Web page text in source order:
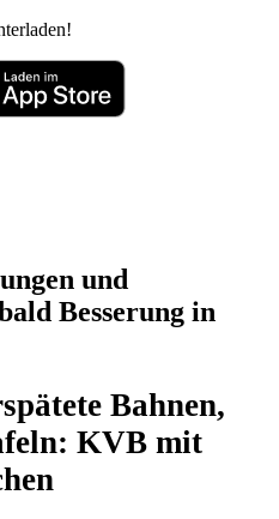
und
Besserung in
Bahnen,
KVB mit